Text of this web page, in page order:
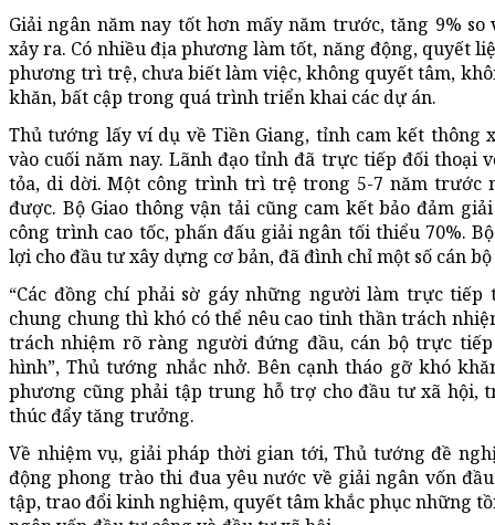
Giải ngân năm nay tốt hơn mấy năm trước, tăng 9%
xảy ra. Có nhiều địa phương làm tốt, năng động, quyết
phương trì trệ, chưa biết làm việc, không quyết tâm,
khăn, bất cập trong quá trình triển khai các dự án.
Thủ tướng lấy ví dụ về Tiền Giang, tỉnh cam kết thông
vào cuối năm nay. Lãnh đạo tỉnh đã trực tiếp đối thoại
tỏa, di dời. Một công trình trì trệ trong 5-7 năm trước
được. Bộ Giao thông vận tải cũng cam kết bảo đảm
công trình cao tốc, phấn đấu giải ngân tối thiểu 70%.
lợi cho đầu tư xây dựng cơ bản, đã đình chỉ một số cán
“Các đồng chí phải sờ gáy những người làm trực
chung chung thì khó có thể nêu cao tinh thần trách
trách nhiệm rõ ràng người đứng đầu, cán bộ trực
hình”, Thủ tướng nhắc nhở. Bên cạnh tháo gỡ khó
phương cũng phải tập trung hỗ trợ cho đầu tư xã hội,
thúc đẩy tăng trưởng.
Về nhiệm vụ, giải pháp thời gian tới, Thủ tướng đề
động phong trào thi đua yêu nước về giải ngân vốn
tập, trao đổi kinh nghiệm, quyết tâm khắc phục những